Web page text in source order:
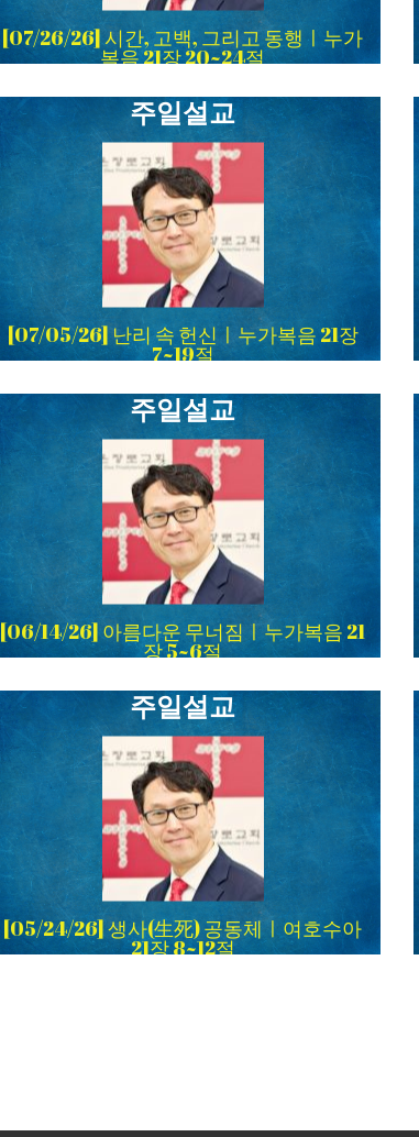
[07/26/26] 시간, 고백, 그리고 동행ㅣ누가
복음 21장 20~24절
주일설교
[07/05/26] 난리 속 헌신ㅣ누가복음 21장
7~19절
주일설교
[06/14/26] 아름다운 무너짐ㅣ누가복음 21
장 5~6절
주일설교
[05/24/26] 생사(生死) 공동체ㅣ여호수아
21장 8~12절